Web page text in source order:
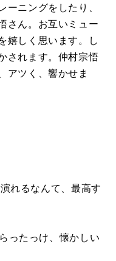
ーニングをしたり、
さん。お互いミュー
嬉しく思います。し
されます。仲村宗悟
アツく、響かせま
れるなんて、最高す
ったっけ、懐かしい